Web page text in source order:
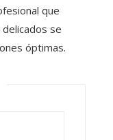
que
se
óptimas.